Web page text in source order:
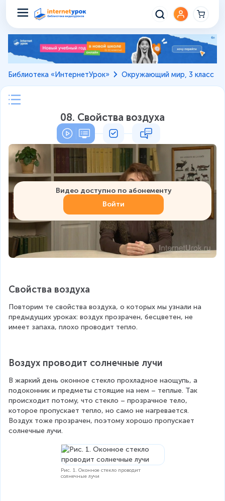
Библиотека «ИнтернетУрок» Окружающий мир, 3 класс
08. Свойства воздуха
Видео доступно по абонементу
Войти
Свойства воздуха
Повторим те свойства воздуха, о которых мы узнали на
предыдущих уроках: воздух прозрачен, бесцветен, не
имеет запаха, плохо проводит тепло.
Воздух проводит солнечные лучи
В жаркий день оконное стекло прохладное наощупь, а
подоконник и предметы стоящие на нем – теплые. Так
происходит потому, что стекло – прозрачное тело,
которое пропускает тепло, но само не нагревается.
Воздух тоже прозрачен, поэтому хорошо пропускает
солнечные лучи.
Рис. 1. Оконное стекло проводит
солнечные лучи